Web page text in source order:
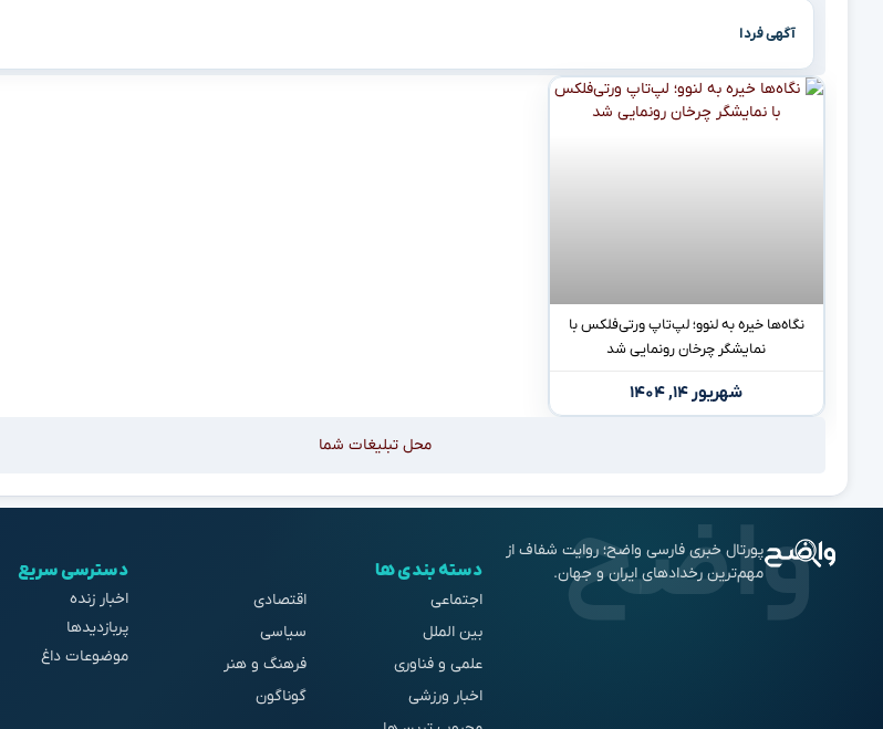
آگهی فردا
نگاه‌ها خیره به لنوو؛ لپ‌تاپ ورتی‌فلکس با
نمایشگر چرخان رونمایی شد
شهریور ۱۴, ۱۴۰۴
محل تبلیغات شما
پورتال خبری فارسی واضح؛ روایت شفاف از
مهم‌ترین رخدادهای ایران و جهان.
دسته بندی ها
اجتماعی
اقتصادی
بین الملل
سیاسی
علمی و فناوری
فرهنگ و هنر
اخبار ورزشی
گوناگون
دسترسی سریع
اخبار زنده
پربازدیدها
موضوعات داغ